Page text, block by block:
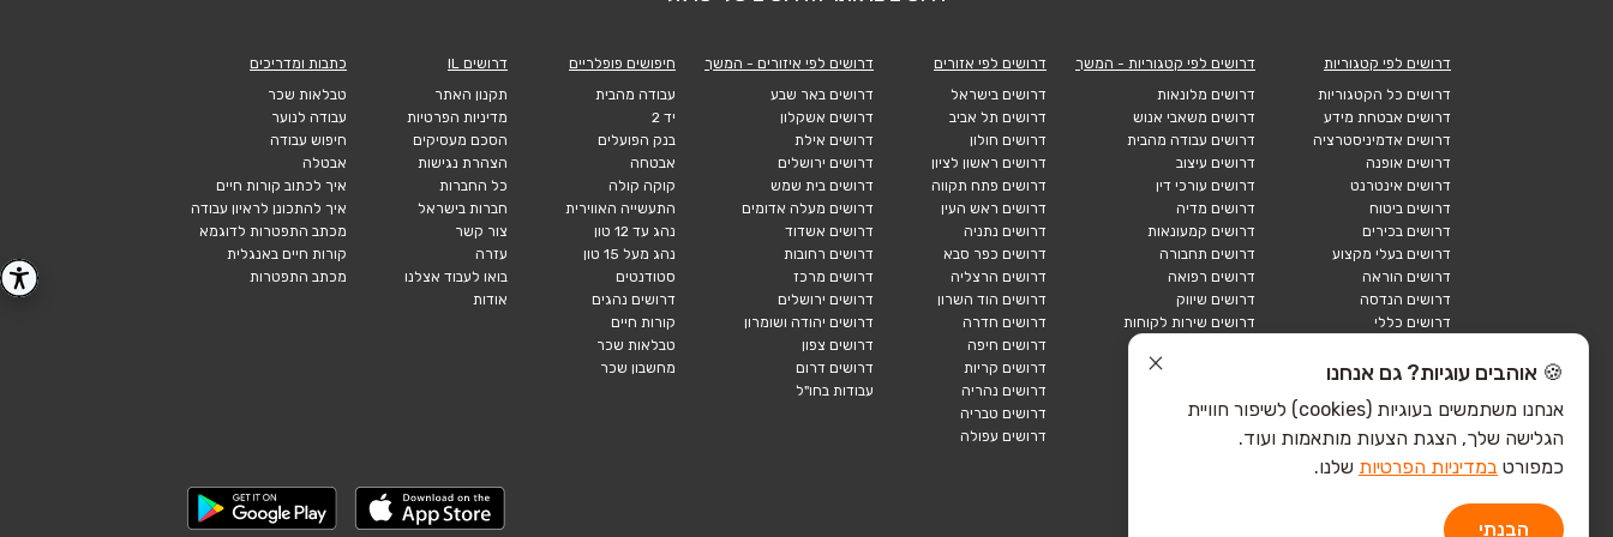
דרושים לפי קטגוריות
דרושים כל הקטגוריות
דרושים אבטחת מידע
דרושים אדמיניסטרציה
דרושים אופנה
דרושים אינטרנט
דרושים ביטוח
דרושים בכירים
דרושים בעלי מקצוע
דרושים הוראה
דרושים הנדסה
דרושים כללי
דרושים לוגיסטיקה
דרושים מכירות
הייטק חומרה
דרושים לפי קטגוריות - המשך
דרושים מלונאות
דרושים משאבי אנוש
דרושים עבודה מהבית
דרושים עיצוב
דרושים עורכי דין
דרושים מדיה
דרושים קמעונאות
דרושים תחבורה
דרושים רפואה
דרושים שיווק
דרושים שירות לקוחות
הייטק כללי
הייטק תוכנה
דרושים לפי אזורים
דרושים בישראל
דרושים תל אביב
דרושים חולון
דרושים ראשון לציון
דרושים פתח תקווה
דרושים ראש העין
דרושים נתניה
דרושים כפר סבא
דרושים הרצליה
דרושים הוד השרון
דרושים חדרה
דרושים חיפה
דרושים קריות
דרושים נהריה
דרושים טבריה
דרושים עפולה
דרושים לפי איזורים - המשך
דרושים באר שבע
דרושים אשקלון
דרושים אילת
דרושים ירושלים
דרושים בית שמש
דרושים מעלה אדומים
דרושים אשדוד
דרושים רחובות
דרושים מרכז
דרושים ירושלים
דרושים יהודה ושומרון
דרושים צפון
דרושים דרום
עבודות בחו"ל
חיפושים פופלריים
עבודה מהבית
יד 2
בנק הפועלים
אבטחה
קוקה קולה
התעשייה האווירית
נהג עד 12 טון
נהג מעל 15 טון
סטודנטים
דרושים נהגים
קורות חיים
טבלאות שכר
מחשבון שכר
דרושים IL
תקנון האתר
מדיניות הפרטיות
הסכם מעסיקים
הצהרת נגישות
כל החברות
חברות בישראל
צור קשר
עזרה
בואו לעבוד אצלנו
אודות
כתבות ומדריכים
טבלאות שכר
עבודה לנוער
חיפוש עבודה
אבטלה
איך לכתוב קורות חיים
איך להתכונן לראיון עבודה
מכתב התפטרות לדוגמא
קורות חיים באנגלית
מכתב התפטרות
🍪 אוהבים עוגיות? גם אנחנו
אנחנו משתמשים בעוגיות (cookies) לשיפור חוויית
הגלישה שלך, הצגת הצעות מותאמות ועוד.
כמפורט במדיניות הפרטיות שלנו.
הבנתי